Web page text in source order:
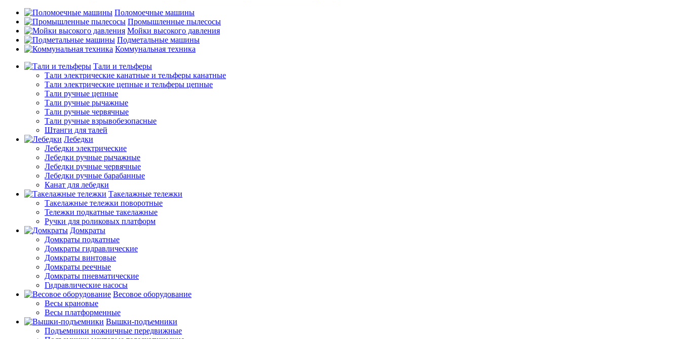
Поломоечные машины
Промышленные пылесосы
Мойки высокого давления
Подметальные машины
Коммунальная техника
Тали и тельферы
Тали электрические канатные и тельферы канатные
Тали электрические цепные и тельферы цепные
Тали ручные цепные
Тали ручные рычажные
Тали ручные червячные
Тали ручные взрывобезопасные
Штанги для талей
Лебедки
Лебедки электрические
Лебедки ручные рычажные
Лебедки ручные червячные
Лебедки ручные барабанные
Канат для лебедки
Такелажные тележки
Такелажные тележки поворотные
Тележки подкатные такелажные
Ручки для роликовых платформ
Домкраты
Домкраты подкатные
Домкраты гидравлические
Домкраты винтовые
Домкраты реечные
Домкраты пневматические
Гидравлические насосы
Весовое оборудование
Весы крановые
Весы платформенные
Вышки-подъемники
Подъемники ножничные передвижные